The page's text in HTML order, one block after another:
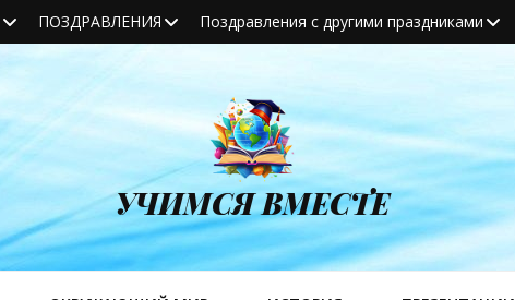
ПОЗДРАВЛЕНИЯ Поздравления с другими праздниками
УЧИМСЯ ВМЕСТЕ